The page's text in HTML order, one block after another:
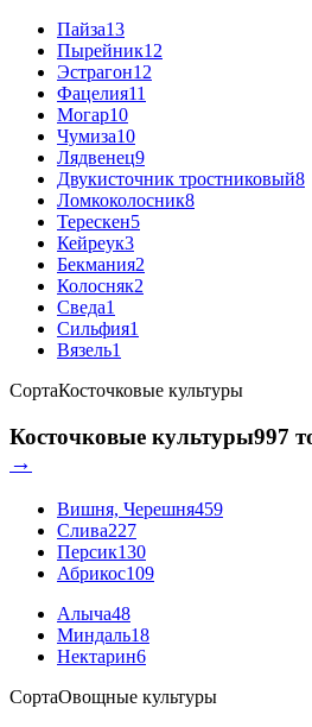
Пайза13
Пырейник12
Эстрагон12
Фацелия11
Могар10
Чумиза10
Лядвенец9
Двукисточник тростниковый8
Ломкоколосник8
Терескен5
Кейреук3
Бекмания2
Колосняк2
Сведа1
Сильфия1
Вязель1
СортаКосточковые культуры
Косточковые культуры997
→
Вишня, Черешня459
Слива227
Персик130
Абрикос109
Алыча48
Миндаль18
Нектарин6
СортаОвощные культуры